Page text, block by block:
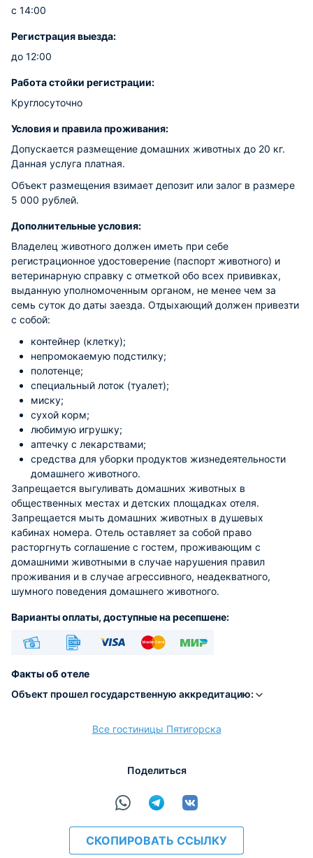
с 14:00
Регистрация выезда:
до 12:00
Работа стойки регистрации:
Круглосуточно
Условия и правила проживания:
Допускается размещение домашних животных до 20 кг.
Данная услуга платная.
Объект размещения взимает депозит или залог в размере
5 000 рублей.
Дополнительные условия:
Владелец животного должен иметь при себе
регистрационное удостоверение (паспорт животного) и
ветеринарную справку с отметкой обо всех прививках,
выданную уполномоченным органом, не менее чем за
семь суток до даты заезда. Отдыхающий должен привезти
с собой:
контейнер (клетку);
непромокаемую подстилку;
полотенце;
специальный лоток (туалет);
миску;
сухой корм;
любимую игрушку;
аптечку с лекарствами;
средства для уборки продуктов жизнедеятельности
домашнего животного.
Запрещается выгуливать домашних животных в
общественных местах и детских площадках отеля.
Запрещается мыть домашних животных в душевых
кабинах номера. Отель оставляет за собой право
расторгнуть соглашение с гостем, проживающим с
домашними животными в случае нарушения правил
проживания и в случае агрессивного, неадекватного,
шумного поведения домашнего животного.
Варианты оплаты, доступные на ресепшене:
Факты об отеле
Объект прошел государственную аккредитацию:
Все гостиницы Пятигорска
Поделиться
СКОПИРОВАТЬ ССЫЛКУ